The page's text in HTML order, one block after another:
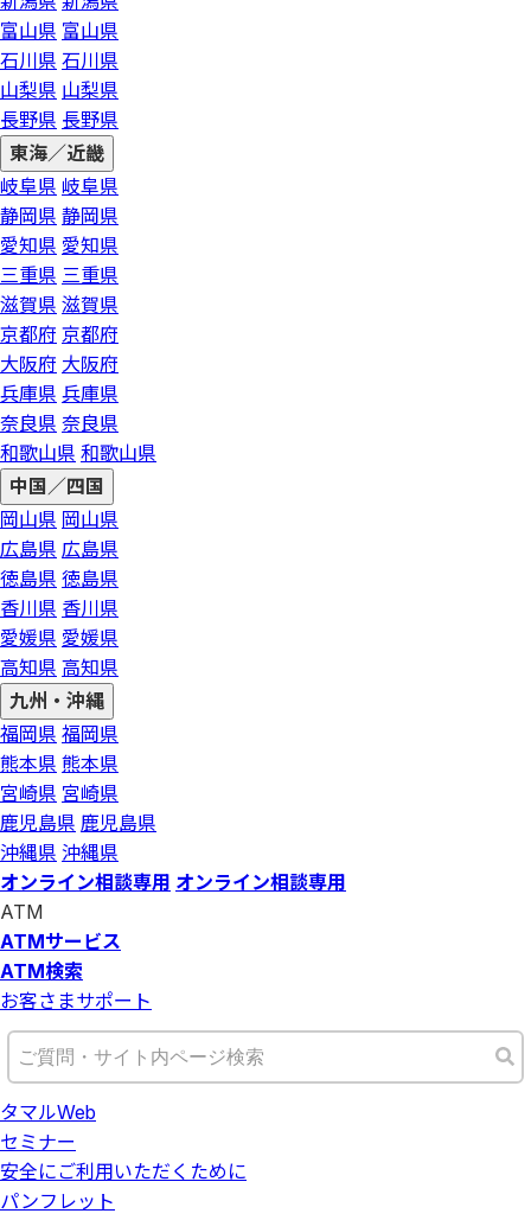
富山県 富山県
石川県 石川県
山梨県 山梨県
長野県 長野県
東海／近畿
岐阜県 岐阜県
静岡県 静岡県
愛知県 愛知県
三重県 三重県
滋賀県 滋賀県
京都府 京都府
大阪府 大阪府
兵庫県 兵庫県
奈良県 奈良県
和歌山県 和歌山県
中国／四国
岡山県 岡山県
広島県 広島県
徳島県 徳島県
香川県 香川県
愛媛県 愛媛県
高知県 高知県
九州・沖縄
福岡県 福岡県
熊本県 熊本県
宮崎県 宮崎県
鹿児島県 鹿児島県
沖縄県 沖縄県
オンライン相談専用 オンライン相談専用
ATM
ATMサービス
ATM検索
お客さまサポート
タマルWeb
セミナー
安全にご利用いただくために
パンフレット